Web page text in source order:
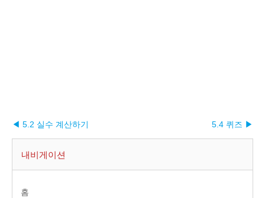
◀ 5.2 실수 계산하기 5.4 퀴즈 ▶︎
내비게이션
홈